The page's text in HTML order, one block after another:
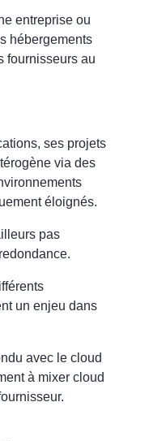
entreprise ou
hébergements
fournisseurs au
ses projets
via des
éloignés.
pas
un enjeu dans
avec le cloud
à mixer cloud